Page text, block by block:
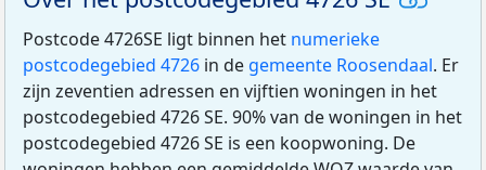
Postcode 4726SE ligt binnen het numerieke
postcodegebied 4726 in de gemeente Roosendaal. Er
zijn zeventien adressen en vijftien woningen in het
postcodegebied 4726 SE. 90% van de woningen in het
postcodegebied 4726 SE is een koopwoning. De